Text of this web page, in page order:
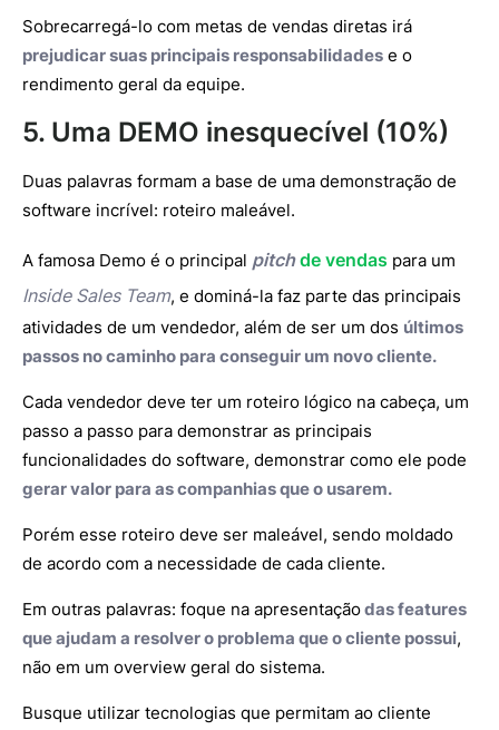
Sobrecarregá-lo com metas de vendas diretas irá
prejudicar suas principais responsabilidades e o
rendimento geral da equipe.
5. Uma DEMO inesquecível (10%)
Duas palavras formam a base de uma demonstração de
software incrível: roteiro maleável.
A famosa Demo é o principal pitchde vendas para um
Inside Sales Team, e dominá-la faz parte das principais
atividades de um vendedor, além de ser um dos últimos
passos no caminho para conseguir um novo cliente.
Cada vendedor deve ter um roteiro lógico na cabeça, um
passo a passo para demonstrar as principais
funcionalidades do software, demonstrar como ele pode
gerar valor para as companhias que o usarem.
Porém esse roteiro deve ser maleável, sendo moldado
de acordo com a necessidade de cada cliente.
Em outras palavras: foque na apresentaçãodas features
que ajudam a resolver o problema que o cliente possui,
não em um overview geral do sistema.
Busque utilizar tecnologias que permitam ao cliente